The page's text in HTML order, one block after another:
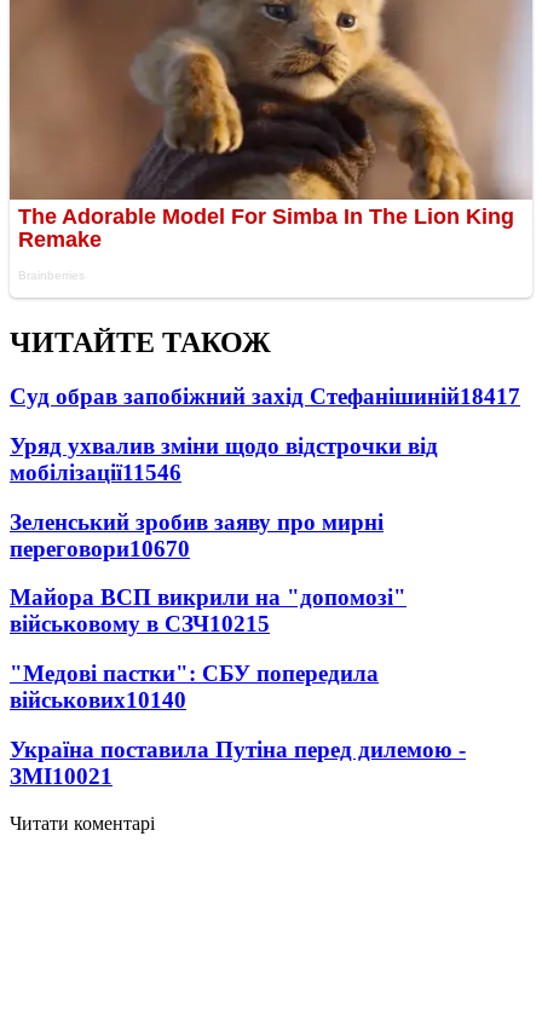
ЧИТАЙТЕ ТАКОЖ
Суд обрав запобіжний захід Стефанішиній18417
Уряд ухвалив зміни щодо відстрочки від
мобілізації11546
Зеленський зробив заяву про мирні
переговори10670
Майора ВСП викрили на "допомозі"
військовому в СЗЧ10215
"Медові пастки": СБУ попередила
військових10140
Україна поставила Путіна перед дилемою -
ЗМІ10021
Читати коментарі